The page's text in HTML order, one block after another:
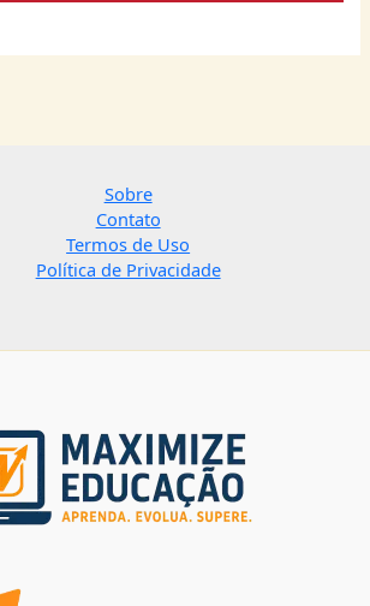
Sobre
Contato
Termos de Uso
Política de Privacidade